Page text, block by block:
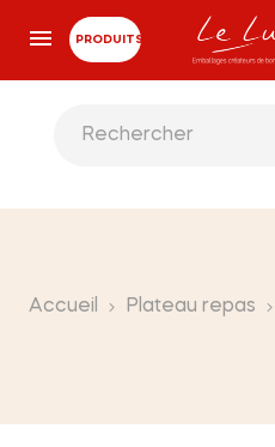
PRODUITS
Accueil Plateau repas